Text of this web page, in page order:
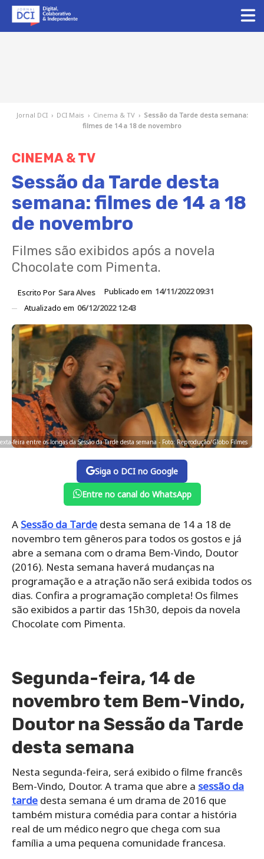
Jornal DCI › DCI Mais › Cinema & TV › Sessão da Tarde desta semana:
filmes de 14 a 18 de novembro
CINEMA & TV
Sessão da Tarde desta
semana: filmes de 14 a 18
de novembro
Filmes são exibidos após a novela
Chocolate com Pimenta.
Escrito Por Sara Alves Publicado em 14/11/2022 09:31
Atualizado em 06/12/2022 12:43
feira entre os longas da Sessão da Tarde desta semana - Foto: Reprodução/Globo Filmes
Siga o DCI no Google
Entre no canal do WhatsApp
A Sessão da Tarde desta semana de 14 a 18 de
novembro tem gêneros para todos os gostos e já
abre a semana com o drama Bem-Vindo, Doutor
(2016). Nesta semana haverá mudanças na
programação e a atração não será exibida todos os
dias. Confira a programação completa! Os filmes
são exibidos a partir das 15h30, depois da novela
Chocolate com Pimenta.
Segunda-feira, 14 de
novembro tem Bem-Vindo,
Doutor na Sessão da Tarde
desta semana
Nesta segunda-feira, será exibido o filme francês
Bem-Vindo, Doutor. A trama que abre a sessão da
tarde desta semana é um drama de 2016 que
também mistura comédia para contar a história
real de um médico negro que chega com sua
família a uma pequena comunidade francesa.